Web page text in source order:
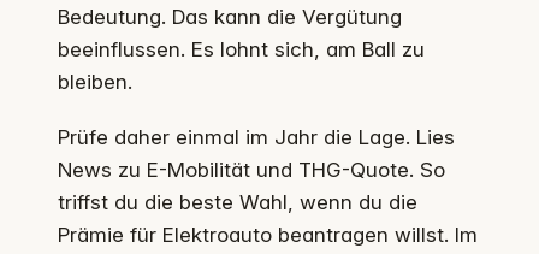
Bedeutung. Das kann die Vergütung
beeinflussen. Es lohnt sich, am Ball zu
bleiben.
Prüfe daher einmal im Jahr die Lage. Lies
News zu E-Mobilität und THG-Quote. So
triffst du die beste Wahl, wenn du die
Prämie für Elektroauto beantragen willst. Im